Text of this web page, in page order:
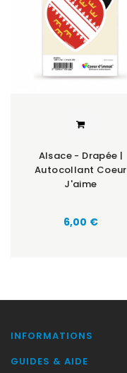
Alsace - Drapée |
Autocollant Coeur
J'aime
Prix
6,00 €
INFORMATIONS
GUIDES & AIDE